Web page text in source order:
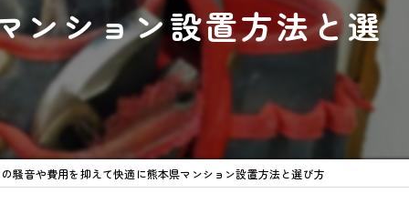
ンション設置方法と選
騒音や費用を抑えて快適に熊本県マンション設置方法と選び方